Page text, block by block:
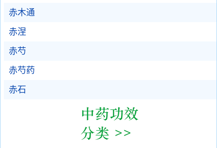
赤木通
赤涅
赤芍
赤芍药
赤石